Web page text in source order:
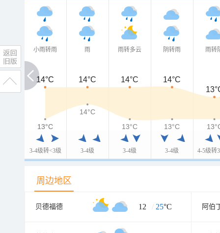
小雨转雨
3-4级转<3级
雨
3-4级
雨转多云
3-4级
阴转雨
3-4级
雨转
4-5级转
14°C
14°C 14°C 14°C
14°C
13°C
13°C
14°C
13°C
13°C
周边地区
贝德福德 12 / 25°C 阿伯